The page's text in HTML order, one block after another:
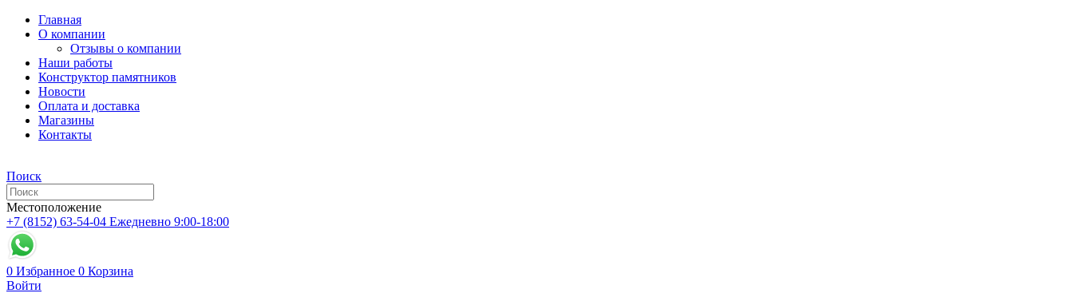
Главная
О компании
Отзывы о компании
Наши работы
Конструктор памятников
Новости
Оплата и доставка
Магазины
Контакты
Поиск
Местоположение
+7 (8152) 63-54-04 Ежедневно 9:00-18:00
0 Избранное 0 Корзина
Войти